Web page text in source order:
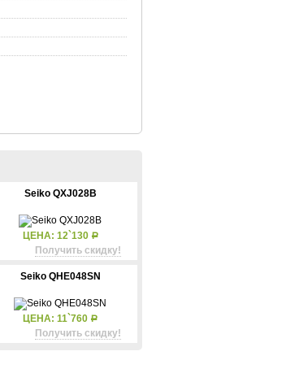
Seiko QXJ028B
ЦЕНА: 12`130 Р
Получить скидку!
Seiko QHE048SN
ЦЕНА: 11`760 Р
Получить скидку!